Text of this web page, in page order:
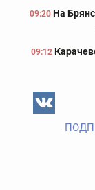
09:20 На
09:12